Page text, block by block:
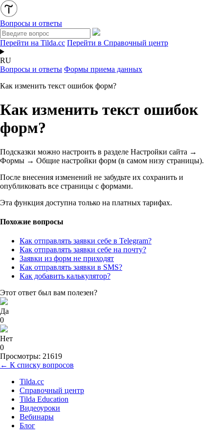
Вопросы и ответы
Перейти на Tilda.cc Перейти в Справочный центр
RU
Вопросы и ответы Формы приема данных
Как изменить текст ошибок форм?
Как изменить текст ошибок
форм?
Подсказки можно настроить в разделе Настройки сайта →
Формы → Общие настройки форм (в самом низу страницы).
После внесения изменений не забудьте их сохранить и
опубликовать все страницы с формами.
Эта функция доступна только на платных тарифах.
Похожие вопросы
Как отправлять заявки себе в Telegram?
Как отправлять заявки себе на почту?
Заявки из форм не приходят
Как отправлять заявки в SMS?
Как добавить калькулятор?
Этот ответ был вам полезен?
Да
0
Нет
0
Просмотры: 21619
← К списку вопросов
Tilda.cc
Справочный центр
Tilda Education
Видеоуроки
Вебинары
Блог